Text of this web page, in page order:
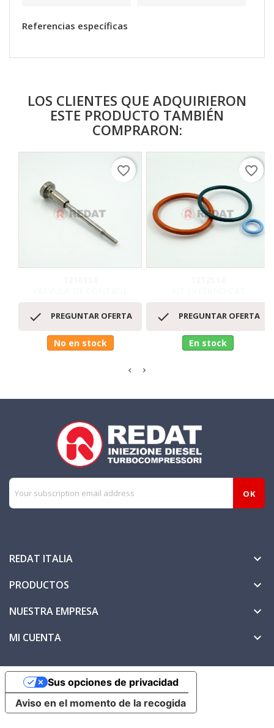
Referencias específicas
LOS CLIENTES QUE ADQUIRIERON
ESTE PRODUCTO TAMBIÉN
COMPRARON:
 PREGUNTAR OFERTA
No en stock
favorite_border
 PREGUNTAR OFERTA
En stock
favorite_border
REDAT ITALIA 
PRODUCTOS 
NUESTRA EMPRESA 
MI CUENTA 
Aviso en el momento de la recogida
Sus opciones de privacidad